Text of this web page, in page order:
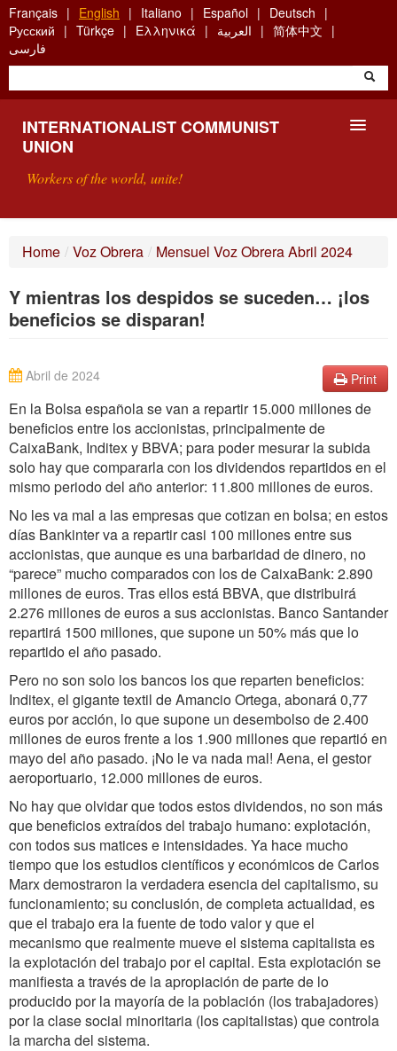
Skip
to
main
content
Français English Italiano Español
Deutsch
Русский
Türkçe Ελληνικά العربية
简体中文
فارسی
INTERNATIONALIST COMMUNIST
UNION
Workers of the world, unite!
SEARCH
Home / Voz Obrera / Mensuel Voz Obrera Abril 2024
Y mientras los despidos se suceden… ¡los
beneficios se disparan!
Print
Abril de 2024
En la Bolsa española se van a repartir 15.000 millones de
beneficios entre los accionistas, principalmente de
CaixaBank, Inditex y BBVA; para poder mesurar la subida
solo hay que compararla con los dividendos repartidos en el
mismo periodo del año anterior: 11.800 millones de euros.
No les va mal a las empresas que cotizan en bolsa; en estos
días Bankinter va a repartir casi 100 millones entre sus
accionistas, que aunque es una barbaridad de dinero, no
“parece” mucho comparados con los de CaixaBank: 2.890
millones de euros. Tras ellos está BBVA, que distribuirá
2.276 millones de euros a sus accionistas. Banco Santander
repartirá 1500 millones, que supone un 50% más que lo
repartido el año pasado.
Pero no son solo los bancos los que reparten beneficios:
Inditex, el gigante textil de Amancio Ortega, abonará 0,77
euros por acción, lo que supone un desembolso de 2.400
millones de euros frente a los 1.900 millones que repartió en
mayo del año pasado. ¡No le va nada mal! Aena, el gestor
aeroportuario, 12.000 millones de euros.
No hay que olvidar que todos estos dividendos, no son más
que beneficios extraídos del trabajo humano: explotación,
con todos sus matices e intensidades. Ya hace mucho
tiempo que los estudios científicos y económicos de Carlos
Marx demostraron la verdadera esencia del capitalismo, su
funcionamiento; su conclusión, de completa actualidad, es
que el trabajo era la fuente de todo valor y que el
mecanismo que realmente mueve el sistema capitalista es
la explotación del trabajo por el capital. Esta explotación se
manifiesta a través de la apropiación de parte de lo
producido por la mayoría de la población (los trabajadores)
por la clase social minoritaria (los capitalistas) que controla
la marcha del sistema.